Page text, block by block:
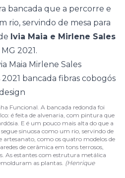
bancada que a percorre e
rio, servindo de mesa para
Ivia Maia e Mirlene Sales
2021.
Funcional. A bancada redonda foi
é feita de alvenaria, com pintura que
E é um pouco mais alta do que a
sinuosa como um rio, servindo de
artesanato, como os quatro modelos de
de cerâmica em tons terrosos,
As estantes com estrutura metálica
as plantas. (Henrique